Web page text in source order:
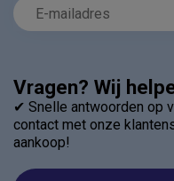
Vragen? Wij
✔ Snelle antwoorden op
contact met onze
aankoop!